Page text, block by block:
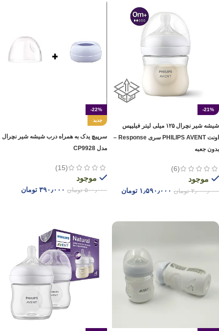
-21%
شیشه شیر نچرال ۱۲۵ میلی لیتر فیلیپس
اونت PHILIPS AVENT سری Response –
بدون جعبه
(6)
موجود
۲٫۰۰۰٫۰۰۰ تومان ۱٫۵۹۰٫۰۰۰ تومان
-22%
جدید
سرپیچ یدک به همراه درب شیشه شیر نچرال
مدل CP9928
(15)
موجود
۵۰۰٫۰۰۰ تومان ۳۹۰٫۰۰۰ تومان